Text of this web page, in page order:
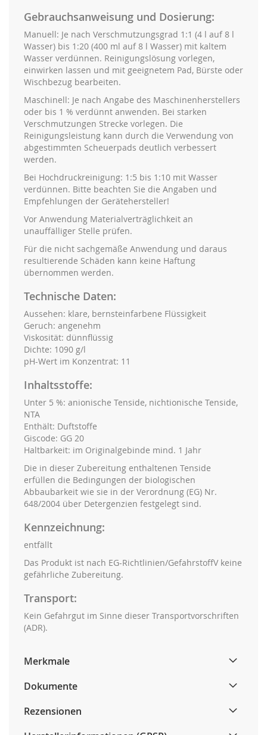
Gebrauchsanweisung und Dosierung:
Manuell: Je nach Verschmutzungsgrad 1:1 (4 l auf 8 l
Wasser) bis 1:20 (400 ml auf 8 l Wasser) mit kaltem
Wasser verdünnen. Reinigungslösung vorlegen,
einwirken lassen und mit geeignetem Pad, Bürste oder
Wischbezug bearbeiten.
Maschinell: Je nach Angabe des Maschinenherstellers
oder bis 1 % verdünnt anwenden. Bei starken
Verschmutzungen Strecke vorlegen. Die
Reinigungsleistung kann durch die Verwendung von
abgestimmten Scheuerpads deutlich verbessert
werden.
Bei Hochdruckreinigung: 1:5 bis 1:10 mit Wasser
verdünnen. Bitte beachten Sie die Angaben und
Empfehlungen der Gerätehersteller!
Vor Anwendung Materialverträglichkeit an
unauffälliger Stelle prüfen.
Für die nicht sachgemäße Anwendung und daraus
resultierende Schäden kann keine Haftung
übernommen werden.
Technische Daten:
Aussehen: klare, bernsteinfarbene Flüssigkeit
Geruch: angenehm
Viskosität: dünnflüssig
Dichte: 1090 g/l
pH-Wert im Konzentrat: 11
Inhaltsstoffe:
Unter 5 %: anionische Tenside, nichtionische Tenside,
NTA
Enthält: Duftstoffe
Giscode: GG 20
Haltbarkeit: im Originalgebinde mind. 1 Jahr
Die in dieser Zubereitung enthaltenen Tenside
erfüllen die Bedingungen der biologischen
Abbaubarkeit wie sie in der Verordnung (EG) Nr.
648/2004 über Detergenzien festgelegt sind.
Kennzeichnung:
entfällt
Das Produkt ist nach EG-Richtlinien/GefahrstoffV keine
gefährliche Zubereitung.
Transport:
Kein Gefahrgut im Sinne dieser Transportvorschriften
(ADR).
Merkmale
Dokumente
Rezensionen